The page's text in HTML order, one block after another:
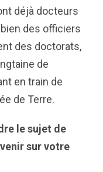
déjà docteurs
bien des officiers
des doctorats,
de
en train de
de Terre.
le sujet de
sur votre